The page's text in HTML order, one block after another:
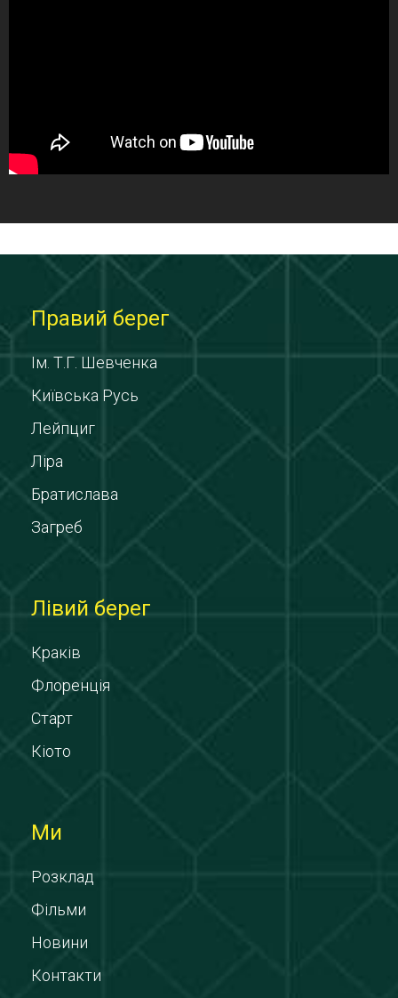
Правий берег
Ім. Т.Г. Шевченка
Київська Русь
Лейпциг
Ліра
Братислава
Загреб
Лівий берег
Краків
Флоренція
Старт
Кіото
Ми
Розклад
Фільми
Новини
Контакти